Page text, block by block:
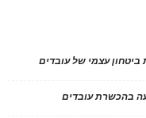
בהכשרת עובדים